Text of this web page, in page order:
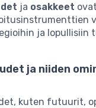
ja osakkeet
ja lopullisiin
ja niiden
kuten futuurit,